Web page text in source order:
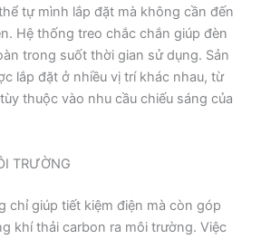
tự mình lắp đặt mà không cần đến
Hệ thống treo chắc chắn giúp đèn
trong suốt thời gian sử dụng. Sản
lắp đặt ở nhiều vị trí khác nhau, từ
thuộc vào nhu cầu chiếu sáng của
TRƯỜNG
chỉ giúp tiết kiệm điện mà còn góp
khí thải carbon ra môi trường. Việc